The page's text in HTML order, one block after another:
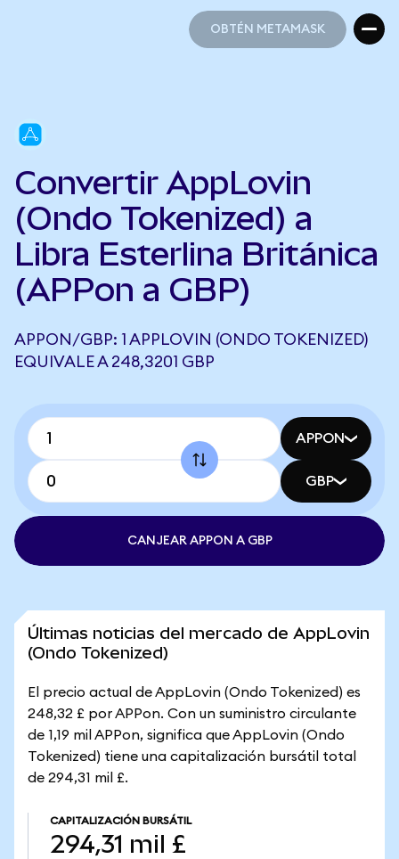
OBTÉN METAMASK
Convertir AppLovin
(Ondo Tokenized) a
Libra Esterlina Británica
(APPon a GBP)
APPON/GBP: 1 APPLOVIN (ONDO TOKENIZED)
EQUIVALE A 248,3201 GBP
APPON
GBP
CANJEAR APPON A GBP
Últimas noticias del mercado de AppLovin
(Ondo Tokenized)
El precio actual de AppLovin (Ondo Tokenized) es
248,32 £ por APPon. Con un suministro circulante
de 1,19 mil APPon, significa que AppLovin (Ondo
Tokenized) tiene una capitalización bursátil total
de 294,31 mil £.
CAPITALIZACIÓN BURSÁTIL
294,31 mil £